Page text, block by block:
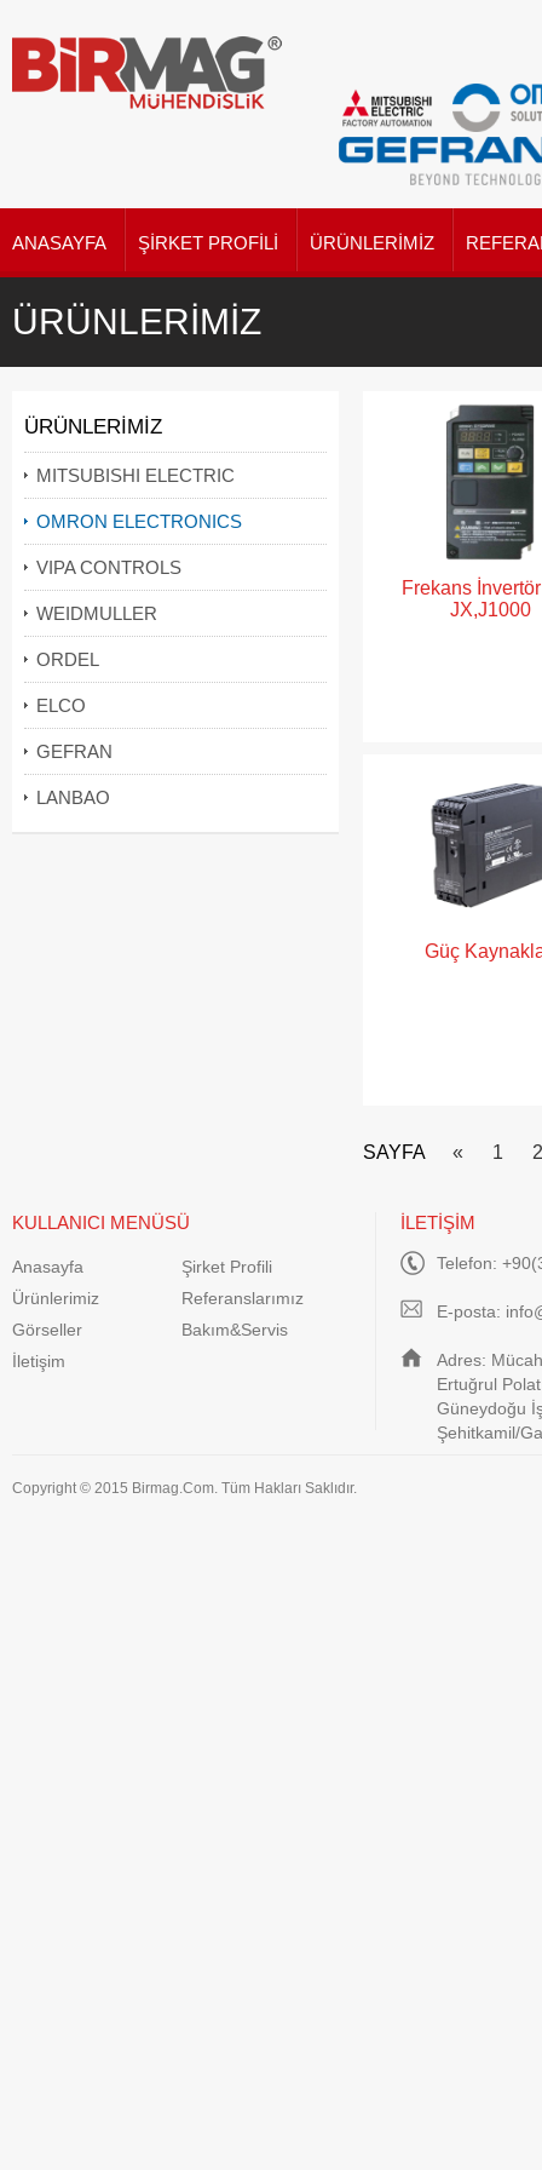
ANASAYFA ŞIRKET PROFILI ÜRÜNLERIMIZ
ÜRÜNLERIMIZ
ÜRÜNLERIMIZ
MITSUBISHI ELECTRIC
OMRON ELECTRONICS
VIPA CONTROLS
WEIDMULLER
ORDEL
ELCO
GEFRAN
LANBAO
Frekans
JX,J1000
Güç
SAYFA « 1 2
KULLANICI MENÜSÜ
Anasayfa
Şirket Profili
Ürünlerimiz
Referanslarımız
Görseller
Bakım&Servis
İletişim
İLETİŞİM
Telefon:
E-posta:
Adres:
Ertuğrul
Güneydoğu
Şehitkamil/
Copyright © 2015 Birmag.Com. Tüm Hakları Saklıdır.